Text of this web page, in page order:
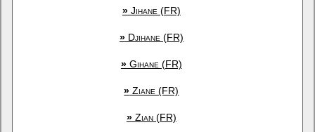
»Jihane (FR)
»Djihane (FR)
»Gihane (FR)
» Ziane (FR)
»Zian (FR)